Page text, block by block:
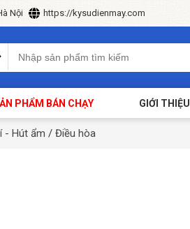
Nội https://kysudienmay.com
PHẨM BÁN CHẠY GIỚI THIỆU
- Hút ẩm / Điều hòa